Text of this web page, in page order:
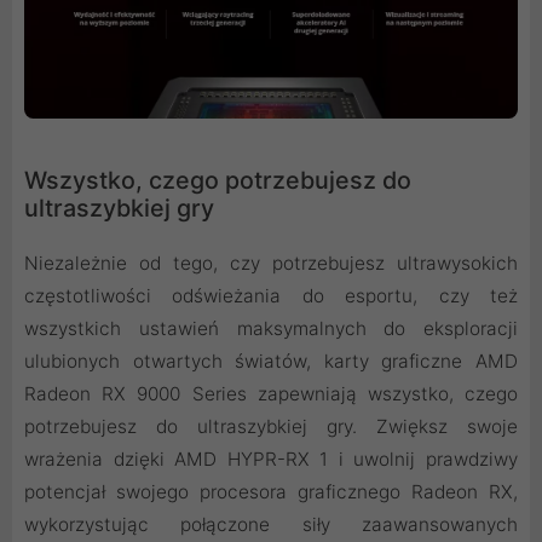
Wszystko, czego potrzebujesz do
ultraszybkiej gry
Niezależnie od tego, czy potrzebujesz ultrawysokich
częstotliwości odświeżania do esportu, czy też
wszystkich ustawień maksymalnych do eksploracji
ulubionych otwartych światów, karty graficzne AMD
Radeon RX 9000 Series zapewniają wszystko, czego
potrzebujesz do ultraszybkiej gry. Zwiększ swoje
wrażenia dzięki AMD HYPR-RX 1 i uwolnij prawdziwy
potencjał swojego procesora graficznego Radeon RX,
wykorzystując połączone siły zaawansowanych